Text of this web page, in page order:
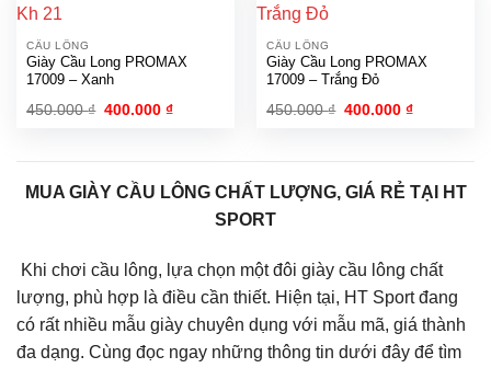
CẦU LÔNG
Giày Cầu Long PROMAX
17009 – Xanh
450.000₫ Giá
400.000₫Giá
CẦU LÔNG
Giày Cầu Long PROMAX
17009 – Trắng Đỏ
450.000₫ Giá
400.000₫Giá
MUA GIÀY CẦU LÔNG CHẤT LƯỢNG, GIÁ RẺ TẠI HT
SPORT
Khi chơi cầu lông, lựa chọn một đôi giày cầu lông chất
lượng, phù hợp là điều cần thiết. Hiện tại, HT Sport đang
có rất nhiều mẫu giày chuyên dụng với mẫu mã, giá thành
đa dạng. Cùng đọc ngay những thông tin dưới đây để tìm